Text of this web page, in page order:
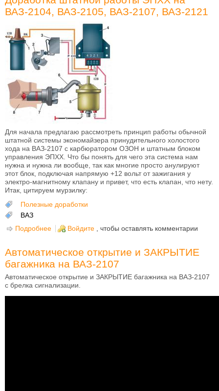
ВАЗ-2104, ВАЗ-2105, ВАЗ-2107, ВАЗ-2121
Для начала предлагаю рассмотреть принцип работы обычной
штатной системы экономайзера принудительного холостого
хода на ВАЗ-2107 с карбюратором ОЗОН и штатным блоком
управления ЭПХХ. Что бы понять для чего эта система нам
нужна и нужна ли вообще, так как многие просто анулируют
этот блок, подключая напрямую +12 вольт от зажигания у
электро-магнитному клапану и привет, что есть клапан, что нету.
Итак, цитируем мурзилку:
Полезные доработки
ВАЗ
Подробнее о Доработка штатной работы ЭПХХ на ВАЗ-2104,
Войдите , чтобы оставлять комментарии
Автоматическое открытие и ЗАКРЫТИЕ
багажника на ВАЗ-2107
Автоматическое открытие и ЗАКРЫТИЕ багажника на ВАЗ-2107
с брелка сигнализации.